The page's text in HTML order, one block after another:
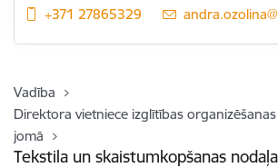
+371 27865329
E-pasts:
Vadība
Direktora vietniece izglītības
jomā
Tekstila un skaistumkopšanas nodaļa